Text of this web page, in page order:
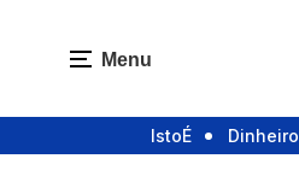
Menu
IstoÉ Dinheiro